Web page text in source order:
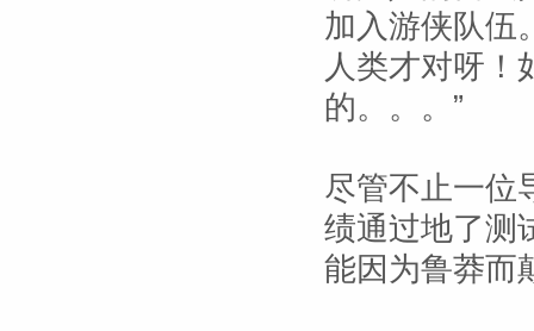
加入游侠队伍
人类才对呀！
的。。。”
尽管不止一位
绩通过地了测
能因为鲁莽而